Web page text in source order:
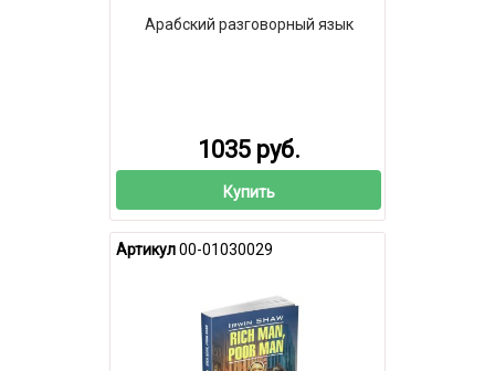
Арабский разговорный язык
1035 руб.
Купить
Артикул00-01030029